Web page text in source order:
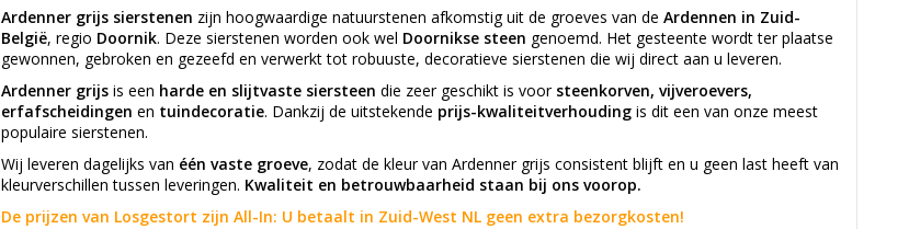
Ardenner grijs sierstenen zijn hoogwaardige natuurstenen afkomstig uit de groeves van deArdennen in Zuid-
België, regio Doornik. Deze sierstenen worden ook wel Doornikse steen genoemd. Het gesteente wordt ter plaatse
gewonnen, gebroken en gezeefd en verwerkt tot robuuste, decoratieve sierstenen die wij direct aan u leveren.
Ardenner grijs is een harde en slijtvaste siersteen die zeer geschikt is voor steenkorven, vijveroevers,
erfafscheidingen en tuindecoratie. Dankzij de uitstekende prijs-kwaliteitverhouding is dit een van onze meest
populaire sierstenen.
Wij leveren dagelijks van één vaste groeve, zodat de kleur van Ardenner grijs consistent blijft en u geen last heeft van
kleurverschillen tussen leveringen. Kwaliteit en betrouwbaarheid staan bij ons voorop.
De prijzen van Losgestort zijn All-In: U betaalt in Zuid-West NL geen extra bezorgkosten!